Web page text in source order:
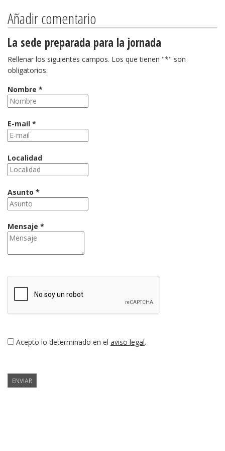
Añadir comentario
La sede preparada para la jornada
Rellenar los siguientes campos. Los que tienen "*" son
obligatorios.
Nombre *
E-mail *
Localidad
Asunto *
Mensaje *
Acepto lo determinado en el aviso legal.
ENVIAR